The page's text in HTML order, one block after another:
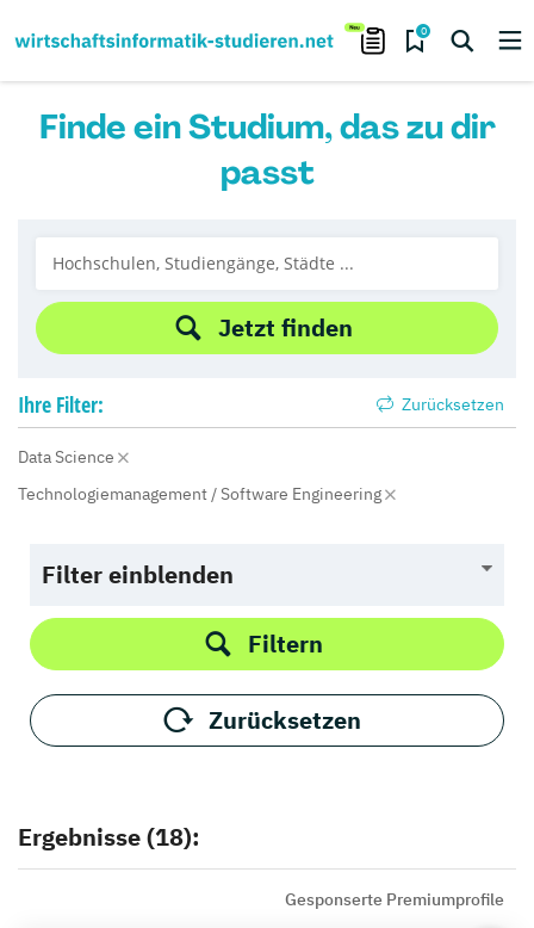
0
Finde ein Studium, das zu dir
passt
Jetzt finden
Ihre Filter: Zurücksetzen
Data Science
Technologiemanagement / Software Engineering
Filter einblenden
Filtern
Zurücksetzen
Ergebnisse (18):
Gesponserte Premiumprofile